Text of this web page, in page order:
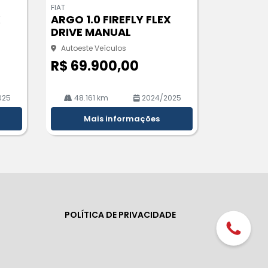
pa
rtil
he
FIAT
ARGO 1.0 FIREFLY FLEX
DRIVE MANUAL
Autoeste Veículos
R$ 69.900,00
48.161 km 2024/2025
Mais informações
POLÍTICA DE PRIVACIDADE